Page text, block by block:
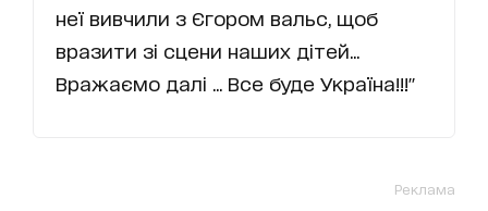
неї вивчили з Єгором вальс, щоб
вразити зі сцени наших дітей...
Вражаємо далі ... Все буде Україна!!!"
Реклама